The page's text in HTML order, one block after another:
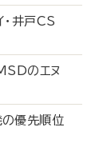
井戸CS
のエヌ
優先順位